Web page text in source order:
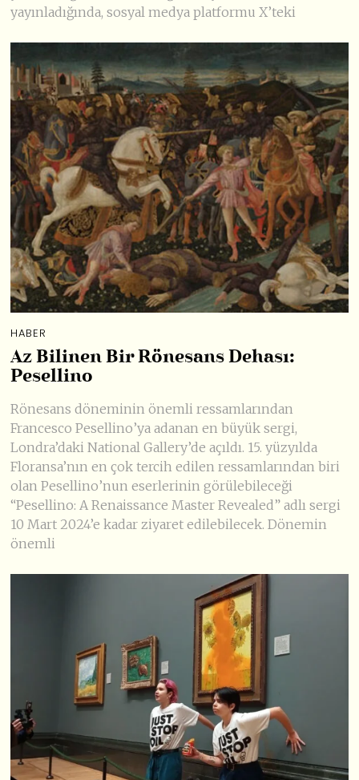
yayınladığında, sosyal medya platformu X’teki
HABER
Az Bilinen Bir Rönesans Dehası:
Pesellino
Rönesans döneminin önemli ressamlarından
Francesco Pesellino’ya adanan en büyük sergi,
Londra’daki National Gallery’de açıldı. 15. yüzyılda
Floransa’nın en çok tercih edilen ressamlarından biri
olan Pesellino’nun eserlerinin görülebileceği
“Pesellino: A Renaissance Master Revealed” adlı sergi
10 Mart 2024’e kadar ziyaret edilebilecek. Dönemin
önemli